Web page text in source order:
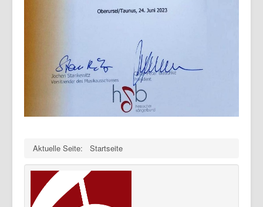
Aktuelle Seite: Startseite